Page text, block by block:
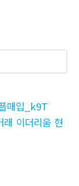
매입_k9T
이더리움 현